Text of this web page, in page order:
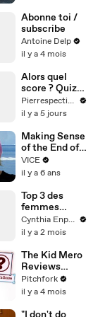
His Suicide
Attempt —
Watch
Abonne toi /
subscribe
Antoine Delp
il y a 4 mois
Alors quel
score ? Quiz
Histoire
Pierrespectives
il y a 5 jours
Making Sense
of the End of
the World
with my Dad
VICE
il y a 6 ans
Top 3 des
femmes
détruites par
la cour royale
lol #histoire
Cynthia Enparle
il y a 2 mois
The Kid Mero
Reviews
Albums by
Oasis, Tool,
and More
Pitchfork
il y a 4 mois